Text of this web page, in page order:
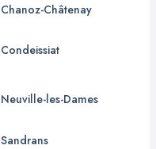
Chanoz-Châtenay
Condeissiat
Neuville-les-Dames
Sandrans